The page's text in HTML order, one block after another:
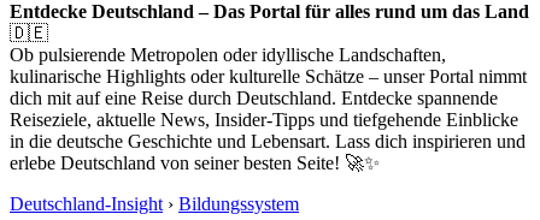
Entdecke Deutschland – Das Portal für alles rund um das Land
🇩🇪
Ob pulsierende Metropolen oder idyllische Landschaften,
kulinarische Highlights oder kulturelle Schätze – unser Portal nimmt
dich mit auf eine Reise durch Deutschland. Entdecke spannende
Reiseziele, aktuelle News, Insider-Tipps und tiefgehende Einblicke
in die deutsche Geschichte und Lebensart. Lass dich inspirieren und
erlebe Deutschland von seiner besten Seite! 🚀✨
Deutschland-Insight › Bildungssystem